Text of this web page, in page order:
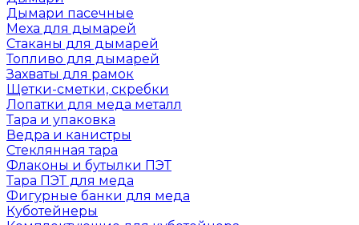
Дымари пасечные
Меха для дымарей
Стаканы для дымарей
Топливо для дымарей
Захваты для рамок
Щетки-сметки, скребки
Лопатки для меда металл
Тара и упаковка
Ведра и канистры
Стеклянная тара
Флаконы и бутылки ПЭТ
Тара ПЭТ для меда
Фигурные банки для меда
Куботейнеры